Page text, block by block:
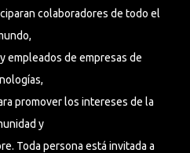
colaboradores de todo el
empleados de empresas de
promover los intereses de la
y
Toda persona está invitada a